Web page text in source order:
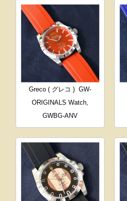
Greco ( グレコ ) GW-
ORIGINALS Watch,
GWBG-ANV